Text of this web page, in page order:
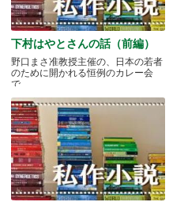
下村はやとさんの話（前編）
野口まさ准教授主催の、日本の若者
のために開かれる恒例のカレー会
で.....